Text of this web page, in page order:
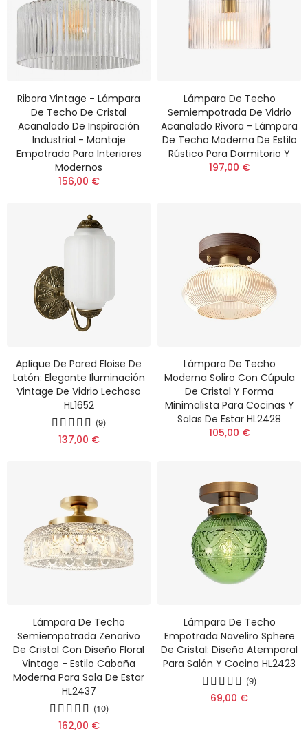
Ribora Vintage - Lámpara
De Techo De Cristal
Acanalado De Inspiración
Industrial - Montaje
Empotrado Para Interiores
Modernos
156,00 €
Lámpara De Techo
Semiempotrada De Vidrio
Acanalado Rivora - Lámpara
De Techo Moderna De Estilo
Rústico Para Dormitorio Y
197,00 €
Aplique De Pared Eloise De
Latón: Elegante Iluminación
Vintage De Vidrio Lechoso
HL1652
(9)
137,00 €
Lámpara De Techo
Moderna Soliro Con Cúpula
De Cristal Y Forma
Minimalista Para Cocinas Y
Salas De Estar HL2428
105,00 €
Lámpara De Techo
Semiempotrada Zenarivo
De Cristal Con Diseño Floral
Vintage - Estilo Cabaña
Moderna Para Sala De Estar
HL2437
(10)
162,00 €
Lámpara De Techo
Empotrada Naveliro Sphere
De Cristal: Diseño Atemporal
Para Salón Y Cocina HL2423
(9)
69,00 €